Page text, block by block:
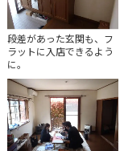
段差があった玄関も、フ
ラットに入店できるよう
に。